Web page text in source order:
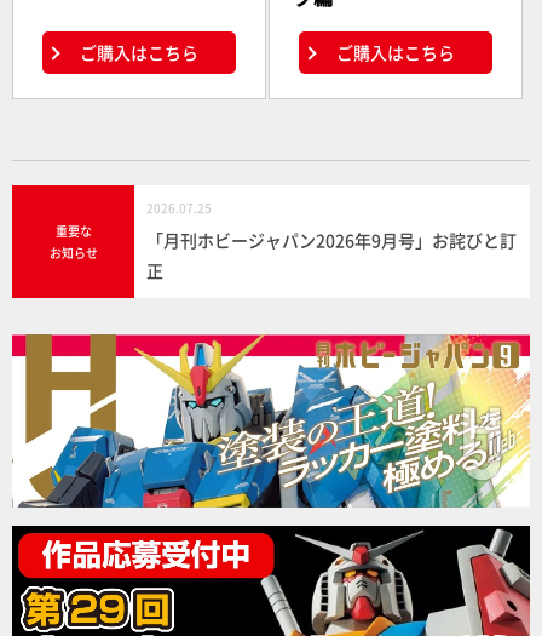
ご購入はこちら ご購入はこちら
重要な
お知らせ
2026.07.25
「月刊ホビージャパン2026年9月号」お詫びと訂
正